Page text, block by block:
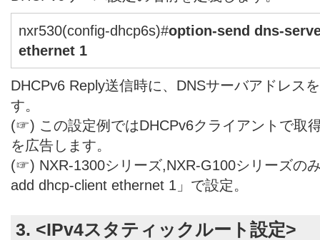
nxr530(config-dhcp6s)#option-send dns-
ethernet 1
DHCPv6 Reply送信時に、DNSサーバアドレス
す。
(☞) この設定例ではDHCPv6クライアントで取
を広告します。
(☞) NXR-1300シリーズ,NXR-G100シリーズの
add dhcp-client ethernet 1」で設定。
3. <IPv4スタティックルート設定>